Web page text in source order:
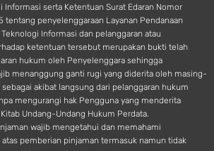
Informasi serta Ketentuan Surat Edaran Nomor
tentang penyelenggaraan Layanan Pendanaan
Informasi dan pelanggaran atau
ketentuan tersebut merupakan bukti telah
hukum oleh Penyelenggara sehingga
menanggung ganti rugi yang diderita oleh masing-
akibat langsung dari pelanggaran hukum
mengurangi hak Pengguna yang menderita
Undang-Undang Hukum Perdata.
wajib mengetahui dan memahami
pemberian pinjaman termasuk namun tidak